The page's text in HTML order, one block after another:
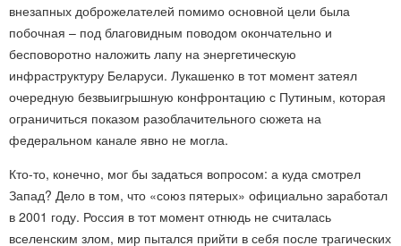
внезапных доброжелателей помимо основной цели была
побочная – под благовидным поводом окончательно и
бесповоротно наложить лапу на энергетическую
инфраструктуру Беларуси. Лукашенко в тот момент затеял
очередную безвыигрышную конфронтацию с Путиным, которая
ограничиться показом разоблачительного сюжета на
федеральном канале явно не могла.
Кто-то, конечно, мог бы задаться вопросом: а куда смотрел
Запад? Дело в том, что «союз пятерых» официально заработал
в 2001 году. Россия в тот момент отнюдь не считалась
вселенским злом, мир пытался прийти в себя после трагических